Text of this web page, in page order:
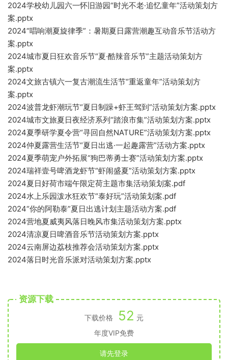
2024学校幼儿园六一怀旧游园“时光不老·追忆童年”活动策划方
案.pptx
2024“唱响潮夏旋律季”：暑期夏日露营潮趣互动音乐节活动方
案.pptx
2024城市夏日狂欢音乐节“夏·酷辣音乐节”主题活动策划方
案.pptx
2024文旅古镇六一复古潮流生活节“重返童年”活动策划方
案.pptx
2024波普龙虾潮玩节“夏日制躁+虾王驾到”活动策划方案.pptx
2024城市文旅夏日夜经济系列“踏浪市集”活动策划方案.pptx
2024夏季研学夏令营“寻回自然NATURE”活动策划方案.pptx
2024仲夏露营生活节“夏日出逃·一起趣露营”活动方案.pptx
2024夏季萌宠户外拓展“狗巴蒂勇士赛”活动策划方案.pptx
2024瑞祥壹号啤酒龙虾节“虾闹盛夏”活动策划方案.pptx
2024夏日好荷市端午限定荷主题市集活动策划案.pdf
2024水上乐园泼水狂欢节“泰好玩”活动策划案.pdf
2024“你的阿勒泰”夏日出逃计划主题活动方案.pdf
2024营地夏威夷风落日晚风市集活动策划方案.pptx
2024清凉夏日啤酒音乐节活动策划方案.pptx
2024云南屏边荔枝推荐会活动策划方案.pptx
2024落日时光音乐派对活动策划方案.pptx
资源下载
下载价格 52 元
年度VIP免费
请先登录